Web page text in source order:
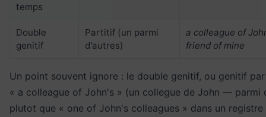
temps
Double
genitif
Partitif (un parmi
d'autres)
a colleague of
friend of mine
Un point souvent ignore : le double genitif, ou genitif
« a colleague of John's » (un collegue de John — parmi
plutot que « one of John's colleagues » dans un registre